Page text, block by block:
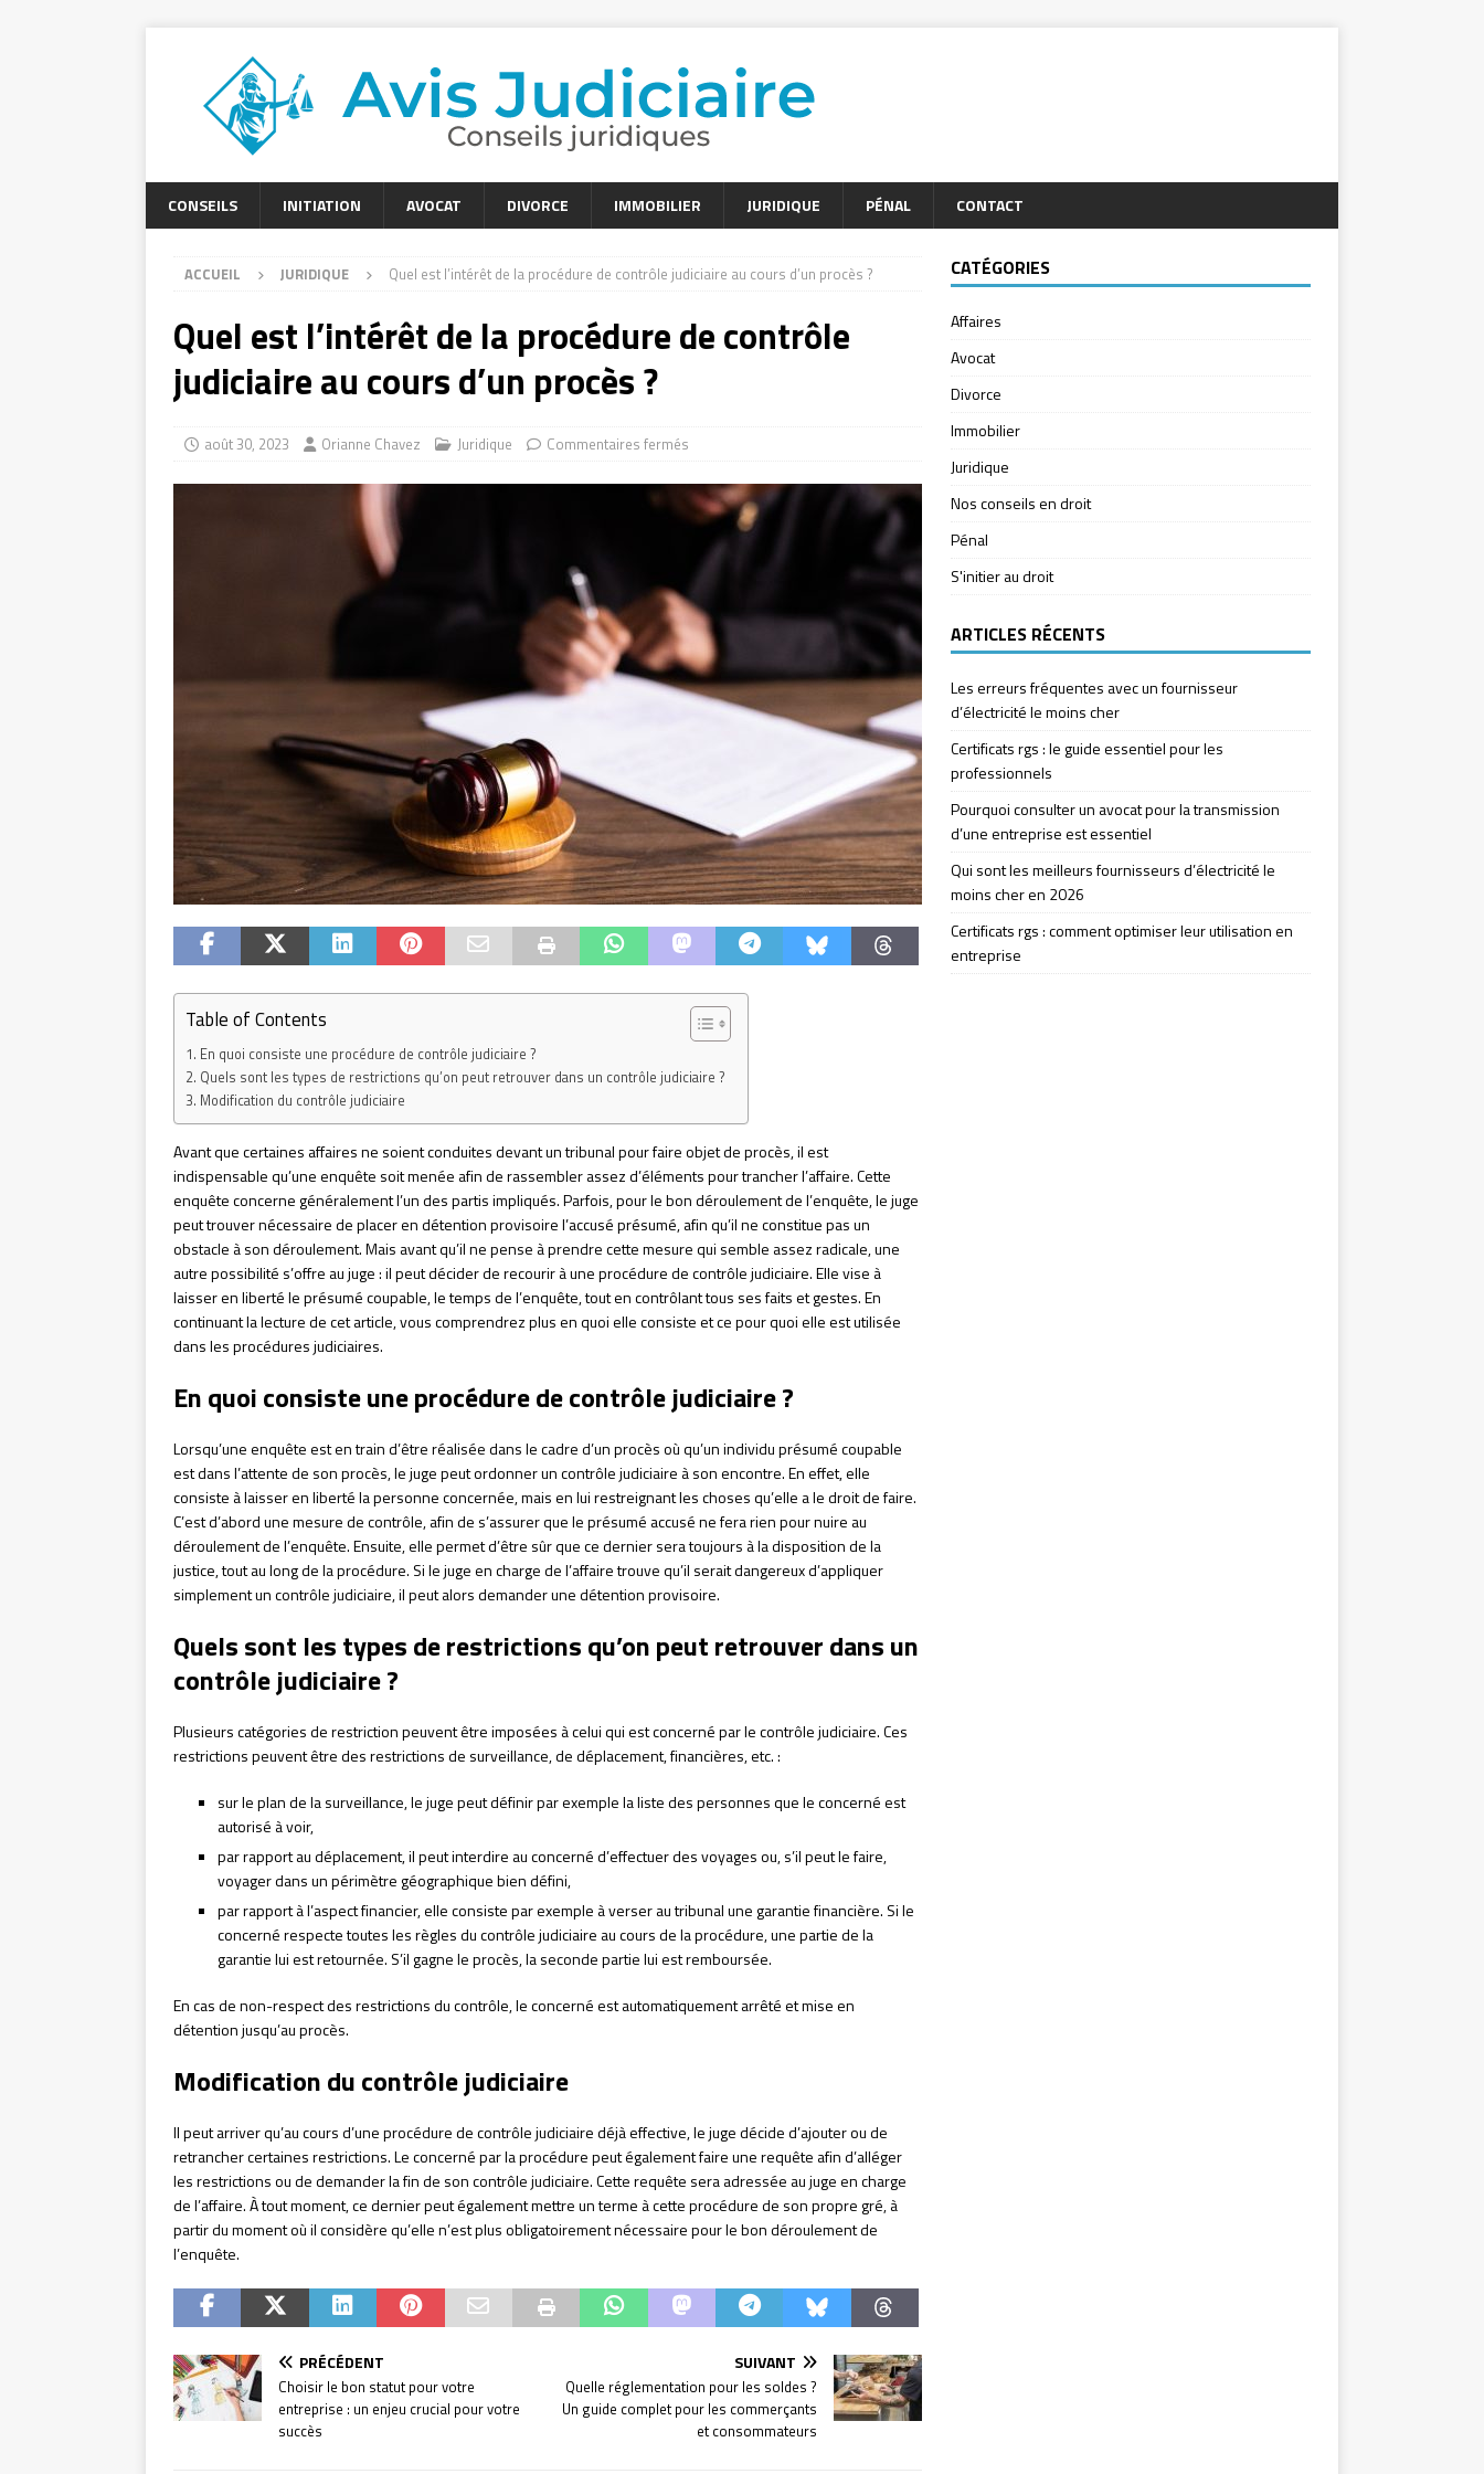
CONSEILS INITIATION AVOCAT DIVORCE IMMOBILIER JURIDIQUE PÉNAL CONTACT
ACCUEIL JURIDIQUE Quel est l’intérêt de la procédure de contrôle judiciaire au cours d’un procès ?
Quel est l’intérêt de la procédure de contrôle
judiciaire au cours d’un procès ?
août 30, 2023 Orianne Chavez Juridique Commentaires fermés
Table of Contents
En quoi consiste une procédure de contrôle judiciaire ?
Quels sont les types de restrictions qu’on peut retrouver dans un contrôle judiciaire ?
Modification du contrôle judiciaire
Avant que certaines affaires ne soient conduites devant un tribunal pour faire objet de procès, il est
indispensable qu’une enquête soit menée afin de rassembler assez d’éléments pour trancher l’affaire. Cette
enquête concerne généralement l’un des partis impliqués. Parfois, pour le bon déroulement de l’enquête, le juge
peut trouver nécessaire de placer en détention provisoire l’accusé présumé, afin qu’il ne constitue pas un
obstacle à son déroulement. Mais avant qu’il ne pense à prendre cette mesure qui semble assez radicale, une
autre possibilité s’offre au juge : il peut décider de recourir à une procédure de contrôle judiciaire. Elle vise à
laisser en liberté le présumé coupable, le temps de l’enquête, tout en contrôlant tous ses faits et gestes. En
continuant la lecture de cet article, vous comprendrez plus en quoi elle consiste et ce pour quoi elle est utilisée
dans les procédures judiciaires.
En quoi consiste une procédure de contrôle judiciaire ?
Lorsqu’une enquête est en train d’être réalisée dans le cadre d’un procès où qu’un individu présumé coupable
est dans l’attente de son procès, le juge peut ordonner un contrôle judiciaire à son encontre. En effet, elle
consiste à laisser en liberté la personne concernée, mais en lui restreignant les choses qu’elle a le droit de faire.
C’est d’abord une mesure de contrôle, afin de s’assurer que le présumé accusé ne fera rien pour nuire au
déroulement de l’enquête. Ensuite, elle permet d’être sûr que ce dernier sera toujours à la disposition de la
justice, tout au long de la procédure. Si le juge en charge de l’affaire trouve qu’il serait dangereux d’appliquer
simplement un contrôle judiciaire, il peut alors demander une détention provisoire.
Quels sont les types de restrictions qu’on peut retrouver dans un
contrôle judiciaire ?
Plusieurs catégories de restriction peuvent être imposées à celui qui est concerné par le contrôle judiciaire. Ces
restrictions peuvent être des restrictions de surveillance, de déplacement, financières, etc. :
sur le plan de la surveillance, le juge peut définir par exemple la liste des personnes que le concerné est
autorisé à voir,
par rapport au déplacement, il peut interdire au concerné d’effectuer des voyages ou, s’il peut le faire,
voyager dans un périmètre géographique bien défini,
par rapport à l’aspect financier, elle consiste par exemple à verser au tribunal une garantie financière. Si le
concerné respecte toutes les règles du contrôle judiciaire au cours de la procédure, une partie de la
garantie lui est retournée. S’il gagne le procès, la seconde partie lui est remboursée.
En cas de non-respect des restrictions du contrôle, le concerné est automatiquement arrêté et mise en
détention jusqu’au procès.
Modification du contrôle judiciaire
Il peut arriver qu’au cours d’une procédure de contrôle judiciaire déjà effective, le juge décide d’ajouter ou de
retrancher certaines restrictions. Le concerné par la procédure peut également faire une requête afin d’alléger
les restrictions ou de demander la fin de son contrôle judiciaire. Cette requête sera adressée au juge en charge
de l’affaire. À tout moment, ce dernier peut également mettre un terme à cette procédure de son propre gré, à
partir du moment où il considère qu’elle n’est plus obligatoirement nécessaire pour le bon déroulement de
l’enquête.
PRÉCÉDENT
Choisir le bon statut pour votre
entreprise : un enjeu crucial pour votre
succès
SUIVANT
Quelle réglementation pour les soldes ?
Un guide complet pour les commerçants
et consommateurs
CATÉGORIES
Affaires
Avocat
Divorce
Immobilier
Juridique
Nos conseils en droit
Pénal
S'initier au droit
ARTICLES RÉCENTS
Les erreurs fréquentes avec un fournisseur
d’électricité le moins cher
Certificats rgs : le guide essentiel pour les
professionnels
Pourquoi consulter un avocat pour la transmission
d’une entreprise est essentiel
Qui sont les meilleurs fournisseurs d’électricité le
moins cher en 2026
Certificats rgs : comment optimiser leur utilisation en
entreprise